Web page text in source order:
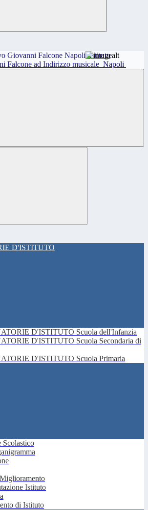
Istituto
Falcone ad Indirizzo musicale Napoli
D'ISTITUTO
D'ISTITUTO Scuola dell'Infanzia
D'ISTITUTO Scuola Secondaria di
D'ISTITUTO Scuola Primaria
Scolastico
Istituto
di Istituto